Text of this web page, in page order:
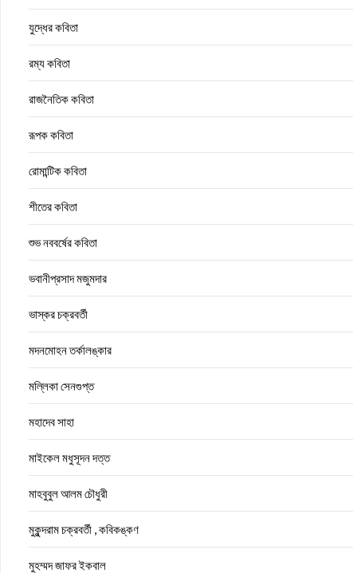
যুদ্ধের কবিতা
রম্য কবিতা
রাজনৈতিক কবিতা
রূপক কবিতা
রোমান্টিক কবিতা
শীতের কবিতা
শুভ নববর্ষের কবিতা
ভবানীপ্রসাদ মজুমদার
ভাস্কর চক্রবর্তী
মদনমোহন তর্কালঙ্কার
মল্লিকা সেনগুপ্ত
মহাদেব সাহা
মাইকেল মধুসূদন দত্ত
মাহবুবুল আলম চৌধুরী
মুকুন্দরাম চক্রবর্তী , কবিকঙ্কণ
মুহম্মদ জাফর ইকবাল